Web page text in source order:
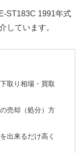
ST183C 1991年式
しています。
取り相場・買取
売却（処分）方
出来るだけ高く